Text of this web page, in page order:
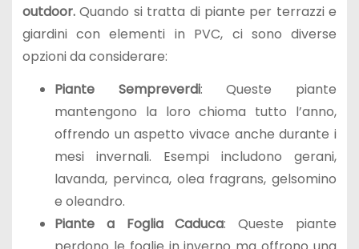
outdoor.Quando si tratta di piante per terrazzi e
giardini con elementi in PVC, ci sono diverse
opzioni da considerare:
Piante Sempreverdi: Queste piante
mantengono la loro chioma tutto l’anno,
offrendo un aspetto vivace anche durante i
mesi invernali. Esempi includono gerani,
lavanda, pervinca, olea fragrans, gelsomino
e oleandro.
Piante a Foglia Caduca: Queste piante